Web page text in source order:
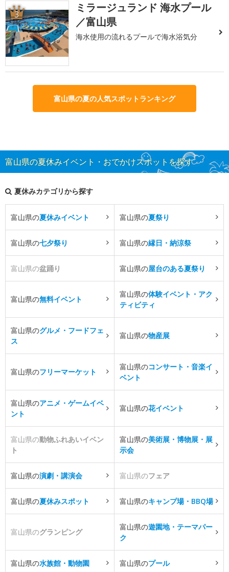
3
ミラージュランド 海水プール
／富山県
海水使用の流れるプールで海水浴気分
富山県の夏の人気スポットランキング
富山県の夏休みイベント・おでかけスポットを探す
夏休みカテゴリから探す
富山県の夏休みイベント 富山県の夏祭り
富山県の七夕祭り 富山県の縁日・納涼祭
富山県の盆踊り 富山県の屋台のある夏祭り
富山県の無料イベント
富山県の体験イベント・アク
ティビティ
富山県のグルメ・フードフェ
ス
富山県の物産展
富山県のフリーマーケット
富山県のコンサート・音楽イ
ベント
富山県のアニメ・ゲームイベ
ント
富山県の花イベント
富山県の動物ふれあいイベン
ト
富山県の美術展・博物展・展
示会
富山県の演劇・講演会 富山県のフェア
富山県の夏休みスポット 富山県のキャンプ場・BBQ場
富山県のグランピング
富山県の遊園地・テーマパー
ク
富山県の水族館・動物園 富山県のプール